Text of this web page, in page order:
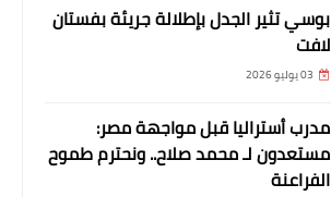
بوسي تثير الجدل بإطلالة جريئة بفستان
لافت
03 يوليو 2026
مدرب أستراليا قبل مواجهة مصر:
مستعدون لـ محمد صلاح.. ونحترم طموح
الفراعنة